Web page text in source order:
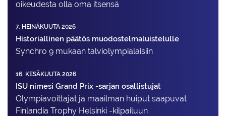
oikeudesta olla oma itsensä
7. HEINÄKUUTA 2026
Historiallinen päätös muodostelmaluistelulle
Synchro 9 mukaan talviolympialaisiin
16. KESÄKUUTA 2026
ISU nimesi Grand Prix -sarjan osallistujat
Olympiavoittajat ja maailman huiput saapuvat
Finlandia Trophy Helsinki -kilpailuun